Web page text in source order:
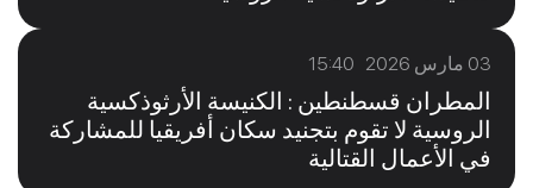
03 مارس 2026 15:40
المطران قسطنطين : الكنيسة الأرثوذكسية
الروسية لا تقوم بتجنيد سكان أفريقيا للمشاركة
في الأعمال القتالية